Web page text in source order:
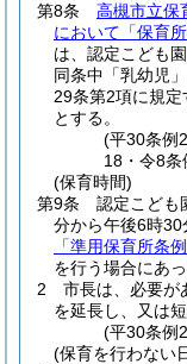
第8条
高槻市立保
において「保育
は、認定こども
同条中「乳幼児
29条第2項に規
とする。
(平30条例
18・令8条
(保育時間)
第9条
認定こども
分から午後6時30
「準用保育所条
を行う場合にあ
2
市長は、必要が
を延長し、又は
(平30条例
(保育を行わない